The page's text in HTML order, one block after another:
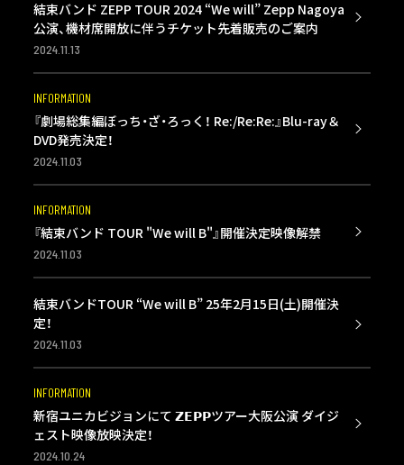
結束バンド ZEPP TOUR 2024 “We will” Zepp Nagoya
公演、機材席開放に伴うチケット先着販売のご案内
2024.11.13
INFORMATION
『劇場総集編ぼっち・ざ・ろっく！ Re:/Re:Re:』Blu-ray＆
DVD発売決定！
2024.11.03
INFORMATION
『結束バンド TOUR "We will B"』開催決定映像解禁
2024.11.03
結束バンドTOUR “We will B” 25年2月15日(土)開催決
定！
2024.11.03
INFORMATION
新宿ユニカビジョンにて 𝗭𝗘𝗣𝗣ツアー大阪公演 ダイジ
ェスト映像放映決定！
2024.10.24